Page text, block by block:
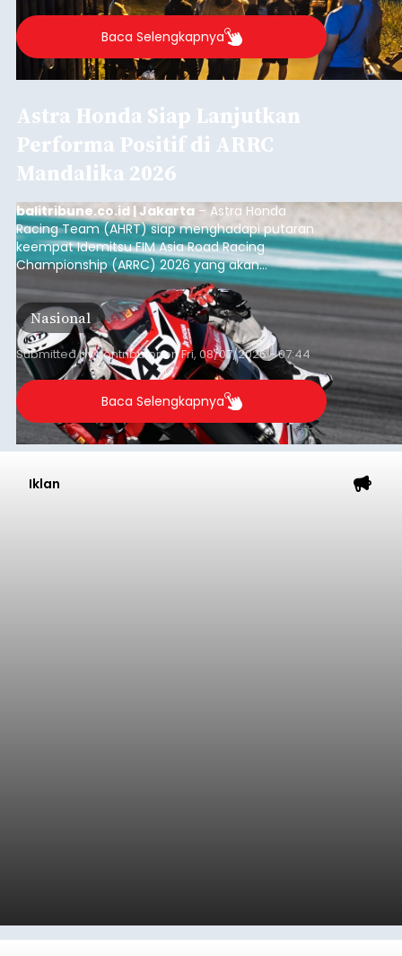
Baca Selengkapnya
Astra Honda Siap Lanjutkan
Performa Positif di ARRC
Mandalika 2026
balitribune.co.id | Jakarta – Astra Honda
Racing Team (AHRT) siap menghadapi putaran
keempat Idemitsu FIM Asia Road Racing
Championship (ARRC) 2026 yang akan
berlangsung di Pertamina Mandalika
International Circuit, Lombok, Nusa Tenggara
Barat, pada 7–9 Agustus 2026.
Nasional
Submitted bycontributoronFri, 08/07/2026 - 07:44
Baca Selengkapnya
Iklan